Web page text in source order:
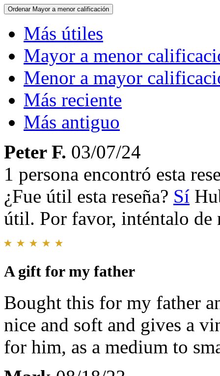
Ordenar Mayor a menor calificación
Más útiles
Mayor a menor
Menor a mayor
Más reciente
Más antiguo
Peter F. 03/07/24
1 persona encontró esta
¿Fue útil esta reseña? Sí
útil. Por favor, inténtalo de
A gift for my father
Bought this for my father
nice and soft and gives a
for him, as a medium to